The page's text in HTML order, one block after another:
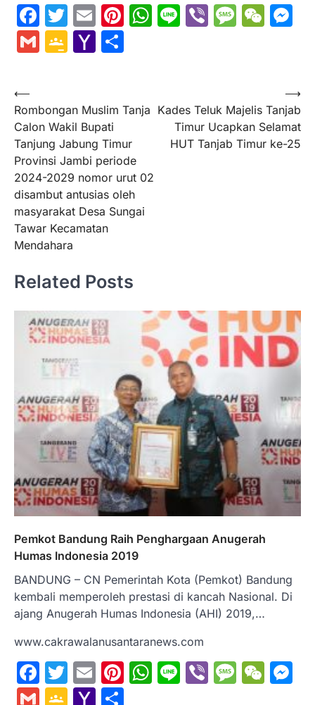
Facebook
Twitter
EmailPinterest
WhatsApp
LineViber
GmailGoogle
Yahoo
Navigasi
pos
⟵
Rombongan Muslim Tanja
Calon Wakil Bupati
Tanjung Jabung Timur
Provinsi Jambi periode
2024-2029 nomor urut 02
disambut antusias oleh
masyarakat Desa Sungai
Tawar Kecamatan
Mendahara
Kades Teluk Majelis Tanjab
Timur Ucapkan Selamat
HUT Tanjab Timur ke-25
⟶
Related Posts
Pemkot Bandung Raih Penghargaan Anugerah
Humas Indonesia 2019
BANDUNG – CN Pemerintah Kota (Pemkot) Bandung
kembali memperoleh prestasi di kancah Nasional. Di
ajang Anugerah Humas Indonesia (AHI) 2019,…
www.cakrawalanusantaranews.com
Facebook
Twitter
EmailPinterest
WhatsApp
LineViber
GmailGoogle
Yahoo